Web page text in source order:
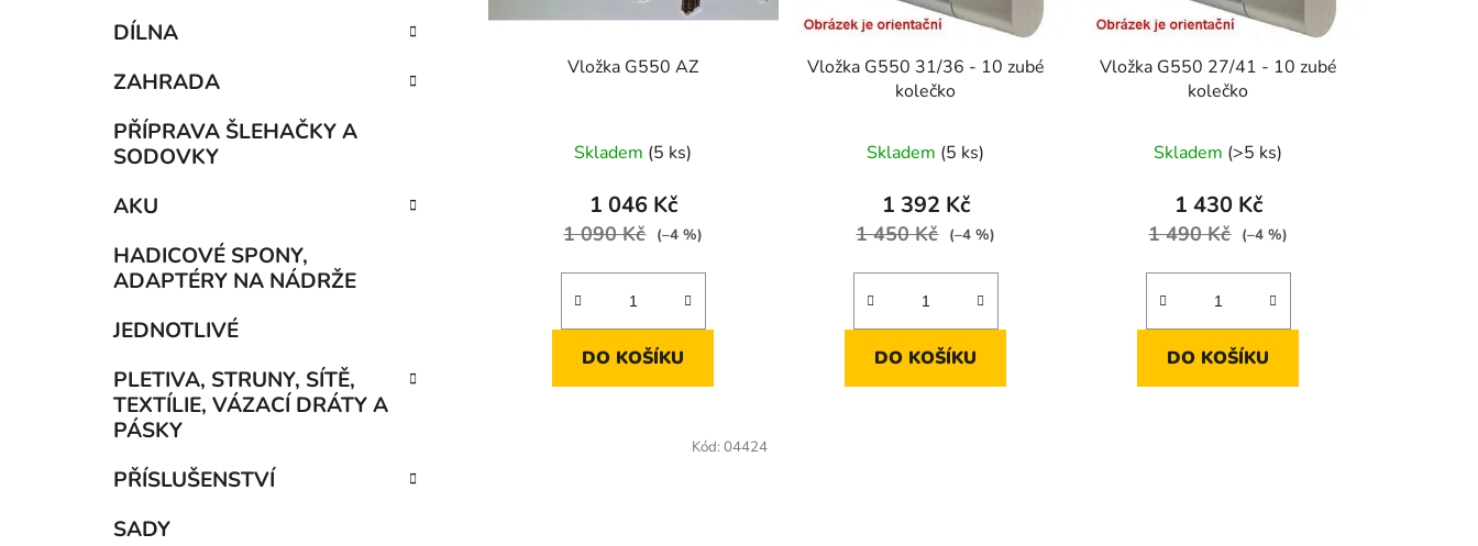
DÍLNA
ZAHRADA
PŘÍPRAVA ŠLEHAČKY A
SODOVKY
AKU
HADICOVÉ SPONY,
ADAPTÉRY NA NÁDRŽE
JEDNOTLIVÉ
PLETIVA, STRUNY, SÍTĚ,
TEXTÍLIE, VÁZACÍ DRÁTY A
PÁSKY
PŘÍSLUŠENSTVÍ
SADY
ů
o
Vložka G550 AZ
Skladem (5 ks)
1 046 Kč
1 090 Kč (–4 %)
DO KOŠÍKU
Vložka G550 31/36 - 10 zubé
kolečko
Skladem (5 ks)
1 392 Kč
1 450 Kč (–4 %)
DO KOŠÍKU
Vložka G550 27/41 - 10 zubé
kolečko
Skladem (>5 ks)
1 430 Kč
1 490 Kč (–4 %)
DO KOŠÍKU
Kód: 04424